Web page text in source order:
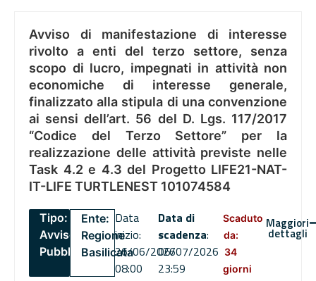
Avviso di manifestazione di interesse
rivolto a enti del terzo settore, senza
scopo di lucro, impegnati in attività non
economiche di interesse generale,
finalizzato alla stipula di una convenzione
ai sensi dell’art. 56 del D. Lgs. 117/2017
“Codice del Terzo Settore” per la
realizzazione delle attività previste nelle
Task 4.2 e 4.3 del Progetto LIFE21-NAT-
IT-LIFE TURTLENEST 101074584
Tipo:
Avviso
Pubblico
Ente:
Regione
Basilicata
Data
inizio:
26/06/2026
08:00
Data di
scadenza:
06/07/2026
23:59
Scaduto
da:
34
giorni
Maggiori
dettagli